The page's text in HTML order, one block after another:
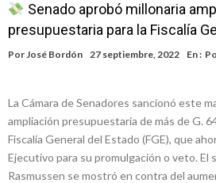
Senado aprobó millonaria
presupuestaria para la Fiscalía
PorJosé Bordón 27 septiembre, 2022 En :
La Cámara de Senadores sancionó este
ampliación presupuestaria de más de G.
Fiscalía General del Estado (FGE), que
Ejecutivo para su promulgación o veto. El
Rasmussen se mostró en contra del